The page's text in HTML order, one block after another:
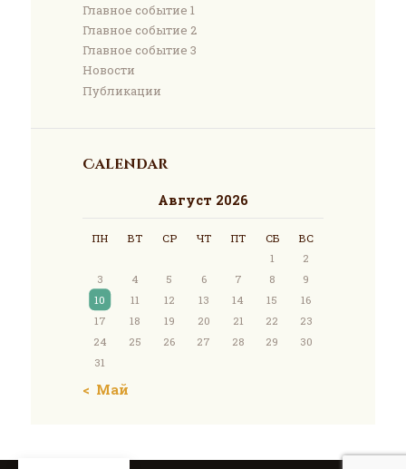
Главное событие 1
Главное событие 2
Главное событие 3
Новости
Публикации
Calendar
Август 2026
ПН ВТ СР ЧТ ПТ СБ
ВС
1
2
3
4 5 6 7 8
9
10
11 12 13 14 15
16
17
18 19 20 21 22
23
24
25 26 27 28 29
30
31
« Май